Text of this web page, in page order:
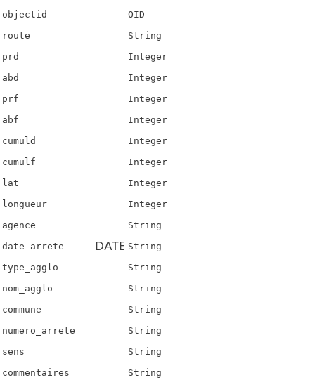
objectid
OID
route
String
prd
Integer
abd
Integer
prf
Integer
abf
Integer
cumuld
Integer
cumulf
Integer
lat
Integer
longueur
Integer
agence
String
date_arrete
DATE String
type_agglo
String
nom_agglo
String
commune
String
numero_arrete
String
sens
String
commentaires
String